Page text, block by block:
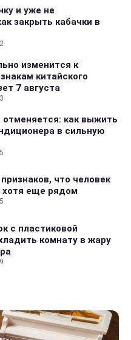
и уже не
закрыть кабачки в
изменится к
китайского
7 августа
отменяется: как выжить
в сильную
что человек
хотя еще рядом
с пластиковой
комнату в жару